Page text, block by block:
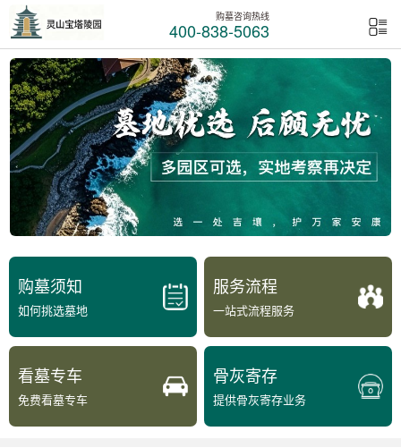
购墓咨询热线
400-838-5063
购墓须知
如何挑选墓地
服务流程
一站式流程服务
看墓专车
免费看墓专车
骨灰寄存
提供骨灰寄存业务